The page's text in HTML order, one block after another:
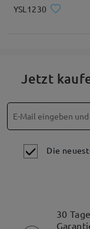
YSL1230
Jetzt
Die
30